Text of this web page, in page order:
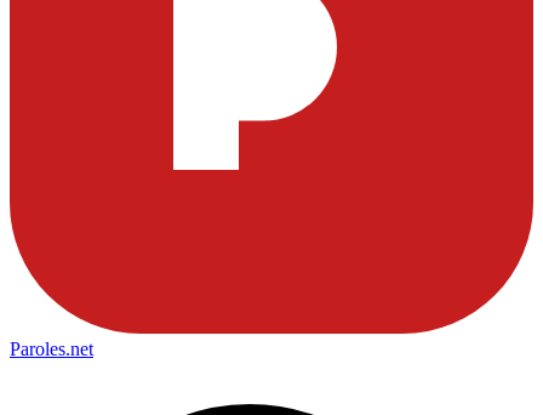
Paroles.net